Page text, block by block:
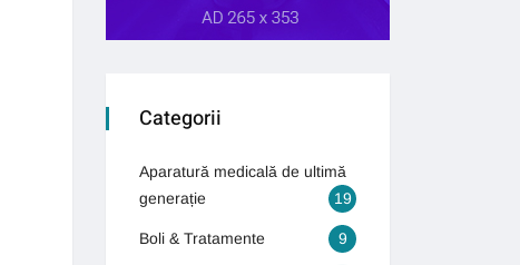
Categorii
Aparatură medicală de ultimă
generație
19
Boli & Tratamente 9